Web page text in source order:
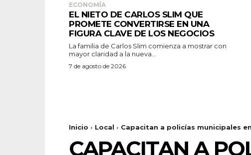
ECONOMÍA
EL NIETO DE CARLOS SLIM QUE
PROMETE CONVERTIRSE EN UNA
FIGURA CLAVE DE LOS NEGOCIOS
La familia de Carlos Slim comienza a mostrar con
mayor claridad a la nueva...
7 de agosto de 2026